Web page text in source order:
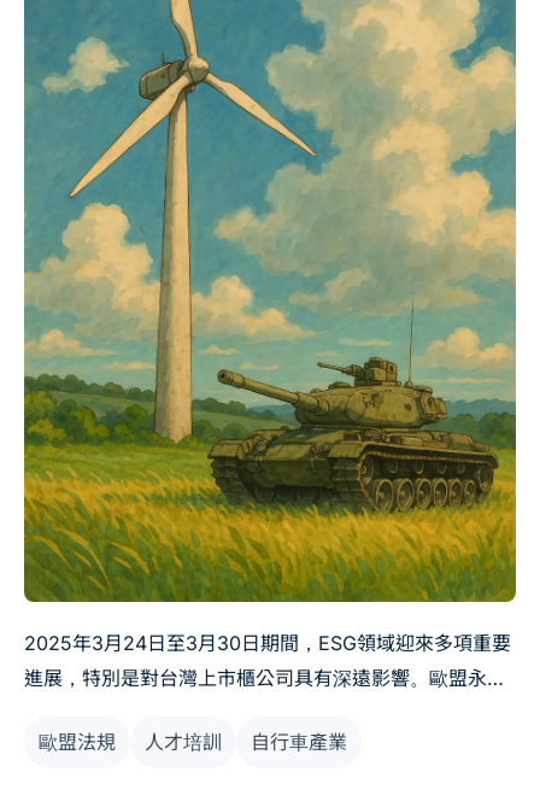
2025年3月24日至3月30日期間，ESG領域迎來多項重要
進展，特別是對台灣上市櫃公司具有深遠影響。歐盟永續
灣綠色人才培訓計劃等新聞，凸顯全球ESG趨勢的動態變
歐盟法規 人才培訓 自行車產業